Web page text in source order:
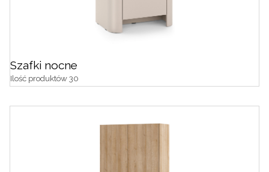
Szafki nocne
Ilość produktów 30